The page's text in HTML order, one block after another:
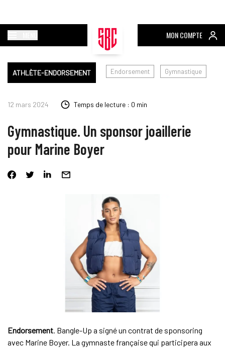
MON COMPTE
ATHLÈTE-ENDORSEMENT Endorsement Gymnastique
12 mars 2024 Temps de lecture : 0 min
Gymnastique. Un sponsor joaillerie
pour Marine Boyer
Endorsement. Bangle-Up a signé un contrat de sponsoring
avec Marine Boyer. La gymnaste française qui participera aux